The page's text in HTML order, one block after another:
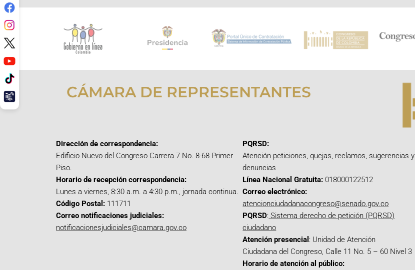
CÁMARA DE REPRESENTANTES
Dirección de correspondencia:
Edificio Nuevo del Congreso Carrera 7 No. 8-68 Primer
Piso.
Horario de recepción correspondencia:
Lunes a viernes, 8:30 a.m. a 4:30 p.m., jornada continua.
Código Postal: 111711
Correo notificaciones judiciales:
notificacionesjudiciales@camara.gov.co
PQRSD:
Atención peticiones, quejas, reclamos, sugerencias y
denuncias
Línea Nacional Gratuita: 018000122512
Correo electrónico:
atencionciudadanacongreso@senado.gov.co
PQRSD: Sistema derecho de petición (PQRSD)
ciudadano
Atención presencial : Unidad de Atención
Ciudadana del Congreso, Calle 11 No. 5 – 60 Nivel 3
Horario de atención al público: